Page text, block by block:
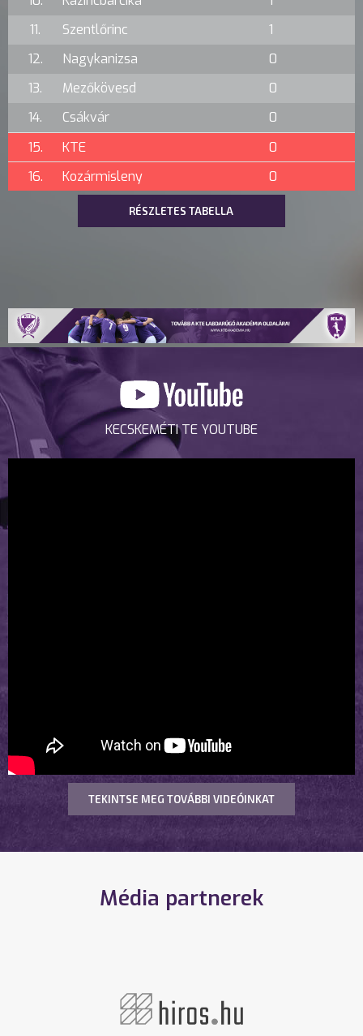
11.
Szentlőrinc
1
12.
Nagykanizsa
0
13.
Mezőkövesd
0
14.
Csákvár
0
15.
KTE
0
16.
Kozármisleny 0
RÉSZLETES TABELLA
KECSKEMÉTI TE YOUTUBE
TEKINTSE MEG TOVÁBBI VIDEÓINKAT
Média partnerek